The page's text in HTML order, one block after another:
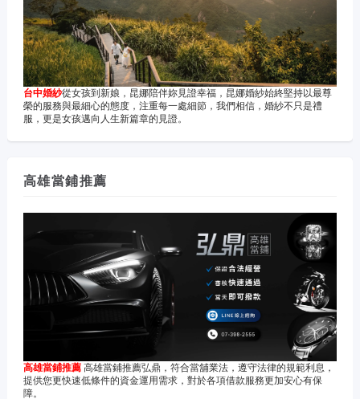
台中婚紗從女孩到新娘，昆娜陪伴妳見證幸福，昆娜婚紗始終堅持以最尊
榮的服務與最細心的態度，注重每一處細節，我們相信，婚紗不只是禮
服，更是女孩邁向人生新篇章的見證。
高雄當鋪推薦
高雄當鋪推薦高雄當鋪推薦弘鼎，符合當舖業法，遵守法律的規範利息，
提供您更快速低條件的資金運用需求，對於各項借款服務更加安心有保
障。